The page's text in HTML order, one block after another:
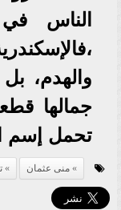
الناس
والهدم،
جمالها
تحمل إسم
منى عثمان